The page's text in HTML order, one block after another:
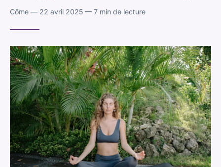
Côme — 22 avril 2025 — 7 min de lecture